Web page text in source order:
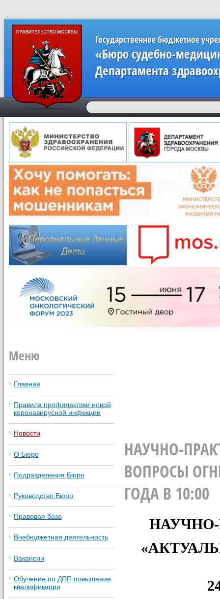
Государственное бюджетное
«Бюро судебно-
Департамента
НАУЧНО-
ВОПРОСЫ
ГОДА В 10:00
«
Меню
Главная
Правила профилактики новой
коронавирусной инфекции
Новости
О Бюро
Подразделения Бюро
Руководство Бюро
Правовая база
Внебюджетная деятельность
Вакансии
Обучение по ДПП повышение
квалификации